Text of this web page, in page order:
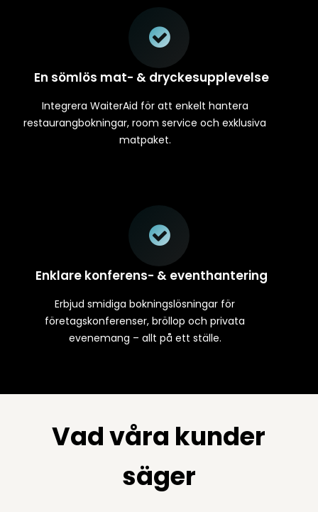
En sömlös mat- & dryckesupplevelse
Integrera WaiterAid för att enkelt hantera
restaurangbokningar, room service och exklusiva
matpaket.
Enklare konferens- & eventhantering
Erbjud smidiga bokningslösningar för
företagskonferenser, bröllop och privata
evenemang – allt på ett ställe.
Vad våra kunder
säger